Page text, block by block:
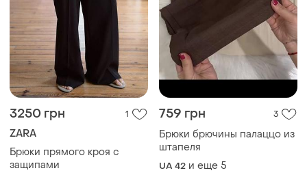
3250 грн 1
ZARA
Брюки прямого кроя с
защипами
759 грн 3
Брюки брючины палаццо из
штапеля
UA 42 и еще 5